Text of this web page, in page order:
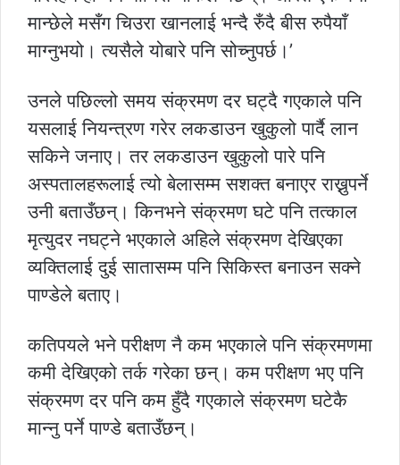
मान्छेले मसँग चिउरा खानलाई भन्दै रुँदै बीस रुपैयाँ
माग्नुभयो। त्यसैले योबारे पनि सोच्नुपर्छ।’
उनले पछिल्लो समय संक्रमण दर घट्दै गएकाले पनि
यसलाई नियन्त्रण गरेर लकडाउन खुकुलो पार्दै लान
सकिने जनाए। तर लकडाउन खुकुलो पारे पनि
अस्पतालहरूलाई त्यो बेलासम्म सशक्त बनाएर राख्नुपर्ने
उनी बताउँछन्। किनभने संक्रमण घटे पनि तत्काल
मृत्युदर नघट्ने भएकाले अहिले संक्रमण देखिएका
व्यक्तिलाई दुई सातासम्म पनि सिकिस्त बनाउन सक्ने
पाण्डेले बताए।
कतिपयले भने परीक्षण नै कम भएकाले पनि संक्रमणमा
कमी देखिएको तर्क गरेका छन्। कम परीक्षण भए पनि
संक्रमण दर पनि कम हुँदै गएकाले संक्रमण घटेकै
मान्नु पर्ने पाण्डे बताउँछन्।